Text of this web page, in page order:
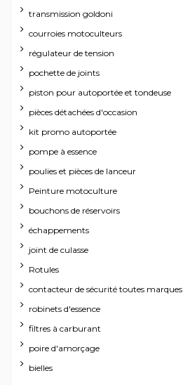
transmission goldoni
courroies motoculteurs
régulateur de tension
pochette de joints
piston pour autoportée et tondeuse
pièces détachées d'occasion
kit promo autoportée
pompe à essence
poulies et pièces de lanceur
Peinture motoculture
bouchons de réservoirs
échappements
joint de culasse
Rotules
contacteur de sécurité toutes marques
robinets d'essence
filtres à carburant
poire d'amorçage
bielles